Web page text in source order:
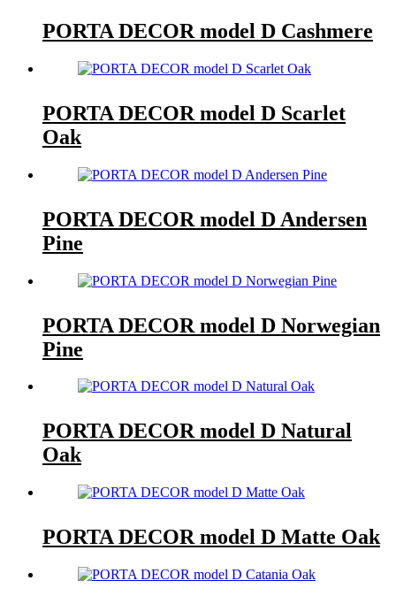
PORTA DECOR model D Cashmere
PORTA DECOR model D Scarlet
Oak
PORTA DECOR model D Andersen
Pine
PORTA DECOR model D Norwegian
Pine
PORTA DECOR model D Natural
Oak
PORTA DECOR model D Matte Oak